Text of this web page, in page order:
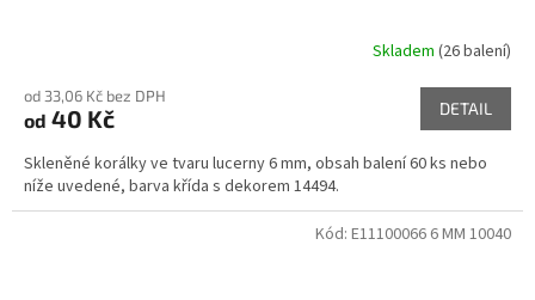
Skladem (26 balení)
od 33,06 Kč bez DPH
od 40 Kč DETAIL
Skleněné korálky ve tvaru lucerny 6 mm, obsah balení 60 ks nebo
níže uvedené, barva křída s dekorem 14494.
Kód: E11100066 6 MM 10040